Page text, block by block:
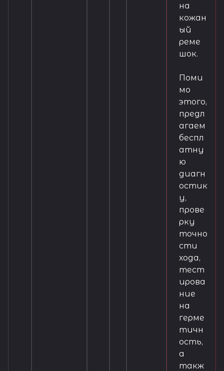
на
кожан
ый
реме
шок.
Поми
мо
этого,
предл
агаем
беспл
атну
ю
диагн
остик
у,
прове
рку
точно
сти
хода,
тест
ирова
ние
на
герме
тичн
ость,
а
такж